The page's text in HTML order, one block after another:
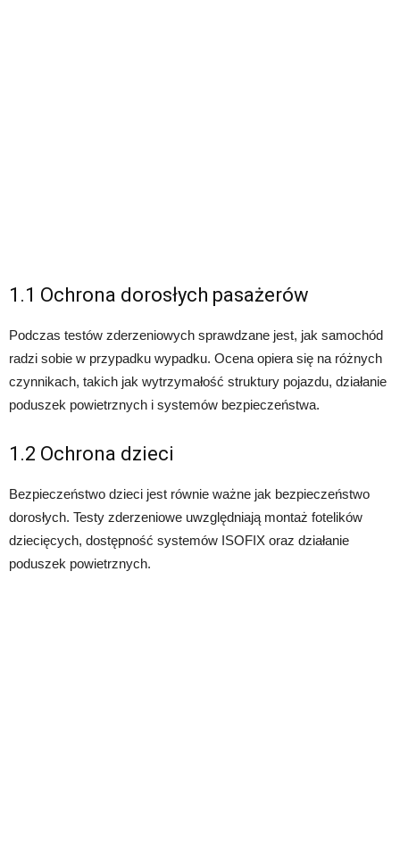
1.1 Ochrona dorosłych pasażerów
Podczas testów zderzeniowych sprawdzane jest, jak samochód
radzi sobie w przypadku wypadku. Ocena opiera się na różnych
czynnikach, takich jak wytrzymałość struktury pojazdu, działanie
poduszek powietrznych i systemów bezpieczeństwa.
1.2 Ochrona dzieci
Bezpieczeństwo dzieci jest równie ważne jak bezpieczeństwo
dorosłych. Testy zderzeniowe uwzględniają montaż fotelików
dziecięcych, dostępność systemów ISOFIX oraz działanie
poduszek powietrznych.